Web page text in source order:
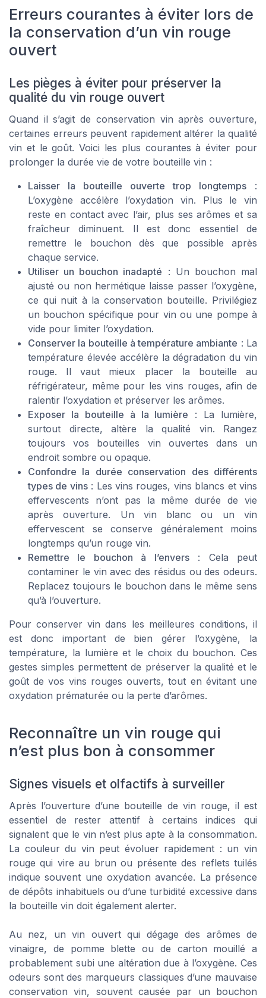
Erreurs courantes à éviter lors de
la conservation d’un vin rouge
ouvert
Les pièges à éviter pour préserver la
qualité du vin rouge ouvert
Quand il s’agit de conservation vin après ouverture,
certaines erreurs peuvent rapidement altérer la qualité
vin et le goût. Voici les plus courantes à éviter pour
prolonger la durée vie de votre bouteille vin :
Laisser la bouteille ouverte trop longtemps :
L’oxygène accélère l’oxydation vin. Plus le vin
reste en contact avec l’air, plus ses arômes et sa
fraîcheur diminuent. Il est donc essentiel de
remettre le bouchon dès que possible après
chaque service.
Utiliser un bouchon inadapté : Un bouchon mal
ajusté ou non hermétique laisse passer l’oxygène,
ce qui nuit à la conservation bouteille. Privilégiez
un bouchon spécifique pour vin ou une pompe à
vide pour limiter l’oxydation.
Conserver la bouteille à température ambiante : La
température élevée accélère la dégradation du vin
rouge. Il vaut mieux placer la bouteille au
réfrigérateur, même pour les vins rouges, afin de
ralentir l’oxydation et préserver les arômes.
Exposer la bouteille à la lumière : La lumière,
surtout directe, altère la qualité vin. Rangez
toujours vos bouteilles vin ouvertes dans un
endroit sombre ou opaque.
Confondre la durée conservation des différents
types de vins: Les vins rouges, vins blancs et vins
effervescents n’ont pas la même durée de vie
après ouverture. Un vin blanc ou un vin
effervescent se conserve généralement moins
longtemps qu’un rouge vin.
Remettre le bouchon à l’envers: Cela peut
contaminer le vin avec des résidus ou des odeurs.
Replacez toujours le bouchon dans le même sens
qu’à l’ouverture.
Pour conserver vin dans les meilleures conditions, il
est donc important de bien gérer l’oxygène, la
température, la lumière et le choix du bouchon. Ces
gestes simples permettent de préserver la qualité et le
goût de vos vins rouges ouverts, tout en évitant une
oxydation prématurée ou la perte d’arômes.
Reconnaître un vin rouge qui
n’est plus bon à consommer
Signes visuels et olfactifs à surveiller
Après l’ouverture d’une bouteille de vin rouge, il est
essentiel de rester attentif à certains indices qui
signalent que le vin n’est plus apte à la consommation.
La couleur du vin peut évoluer rapidement : un vin
rouge qui vire au brun ou présente des reflets tuilés
indique souvent une oxydation avancée. La présence
de dépôts inhabituels ou d’une turbidité excessive dans
la bouteille vin doit également alerter.
Au nez, un vin ouvert qui dégage des arômes de
vinaigre, de pomme blette ou de carton mouillé a
probablement subi une altération due à l’oxygène. Ces
odeurs sont des marqueurs classiques d’une mauvaise
conservation vin, souvent causée par un bouchon